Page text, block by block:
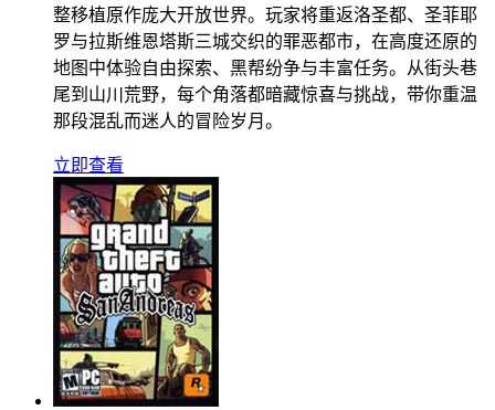
整移植原作庞大开放世界。玩家将重返洛圣都、圣菲耶
罗与拉斯维恩塔斯三城交织的罪恶都市，在高度还原的
地图中体验自由探索、黑帮纷争与丰富任务。从街头巷
尾到山川荒野，每个角落都暗藏惊喜与挑战，带你重温
那段混乱而迷人的冒险岁月。
立即查看